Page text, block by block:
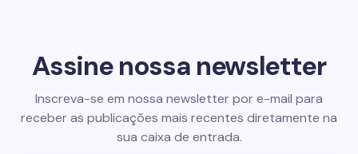
Assine nossa newsletter
Inscreva-se em nossa newsletter por e-mail para
receber as publicações mais recentes diretamente na
sua caixa de entrada.